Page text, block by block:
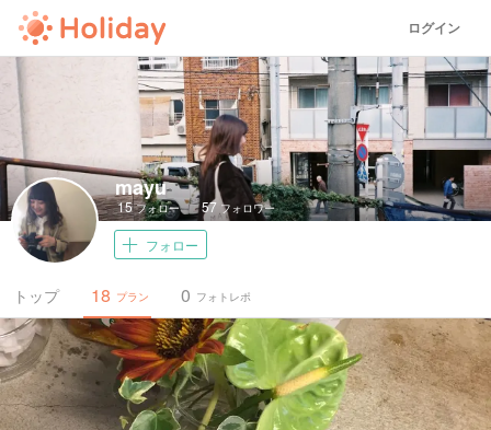
ログイン
mayu
15フォロー 57 フォロワー
フォロー
トップ プラン
18 フォトレポ
0